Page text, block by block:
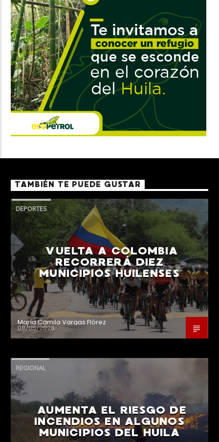
TAMBIÉN TE PUEDE GUSTAR
DEPORTES
VUELTA A COLOMBIA
RECORRERÁ DIEZ
MUNICIPIOS HUILENSES
María Camila Vargas Flórez
08/05/2026
REGIONAL
AUMENTA EL RIESGO DE
INCENDIOS EN ALGUNOS
MUNICIPIOS DEL HUILA